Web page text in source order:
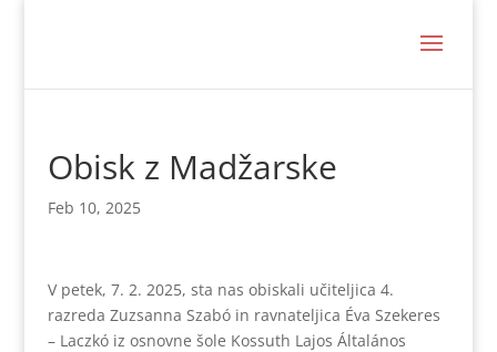
Obisk z Madžarske
Feb 10, 2025
V petek, 7. 2. 2025, sta nas obiskali učiteljica 4.
razreda Zuzsanna Szabó in ravnateljica Éva Szekeres
– Laczkó iz osnovne šole Kossuth Lajos Általános